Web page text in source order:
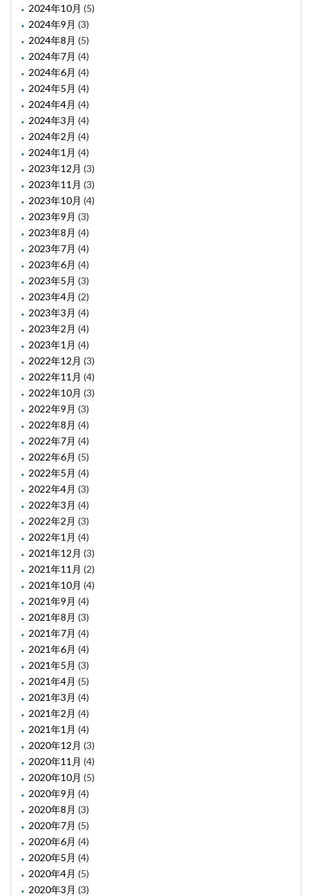
2024年10月 (5)
2024年9月 (3)
2024年8月 (5)
2024年7月 (4)
2024年6月 (4)
2024年5月 (4)
2024年4月 (4)
2024年3月 (4)
2024年2月 (4)
2024年1月 (4)
2023年12月 (3)
2023年11月 (3)
2023年10月 (4)
2023年9月 (3)
2023年8月 (4)
2023年7月 (4)
2023年6月 (4)
2023年5月 (3)
2023年4月 (2)
2023年3月 (4)
2023年2月 (4)
2023年1月 (4)
2022年12月 (3)
2022年11月 (4)
2022年10月 (3)
2022年9月 (3)
2022年8月 (4)
2022年7月 (4)
2022年6月 (5)
2022年5月 (4)
2022年4月 (3)
2022年3月 (4)
2022年2月 (3)
2022年1月 (4)
2021年12月 (3)
2021年11月 (2)
2021年10月 (4)
2021年9月 (4)
2021年8月 (3)
2021年7月 (4)
2021年6月 (4)
2021年5月 (3)
2021年4月 (5)
2021年3月 (4)
2021年2月 (4)
2021年1月 (4)
2020年12月 (3)
2020年11月 (4)
2020年10月 (5)
2020年9月 (4)
2020年8月 (3)
2020年7月 (5)
2020年6月 (4)
2020年5月 (4)
2020年4月 (5)
2020年3月 (3)